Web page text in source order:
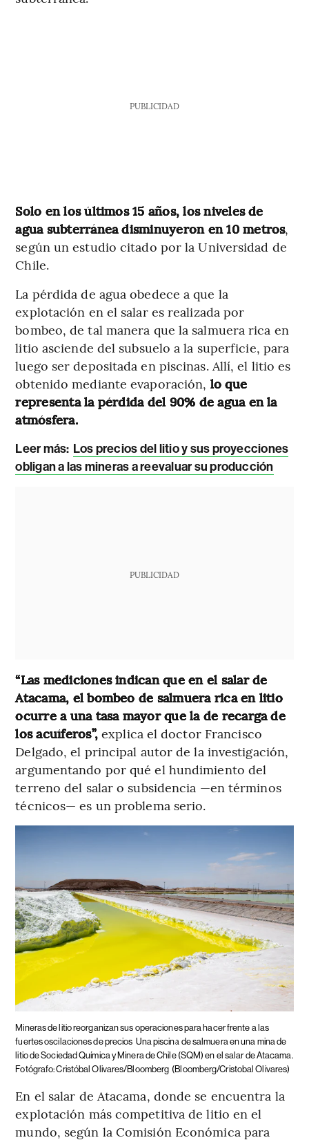
PUBLICIDAD
Solo en los últimos 15 años, los niveles de
agua subterránea disminuyeron en 10 metros,
según un estudio citado por la Universidad de
Chile.
La pérdida de agua obedece a que la
explotación en el salar es realizada por
bombeo, de tal manera que la salmuera rica en
litio asciende del subsuelo a la superficie, para
luego ser depositada en piscinas. Allí, el litio es
obtenido mediante evaporación, lo que
representa la pérdida del 90% de agua en la
atmósfera.
Leer más: Los precios del litio y sus proyecciones
obligan a las mineras a reevaluar su producción
PUBLICIDAD
“Las mediciones indican que en el salar de
Atacama, el bombeo de salmuera rica en litio
ocurre a una tasa mayor que la de recarga de
los acuíferos”, explica el doctor Francisco
Delgado, el principal autor de la investigación,
argumentando por qué el hundimiento del
terreno del salar o subsidencia —en términos
técnicos— es un problema serio.
Mineras de litio reorganizan sus operaciones para hacer frente a las
fuertes oscilaciones de precios Una piscina de salmuera en una mina de
litio de Sociedad Química y Minera de Chile (SQM) en el salar de Atacama.
Fotógrafo: Cristóbal Olivares/Bloomberg (Bloomberg/Cristobal Olivares)
En el salar de Atacama, donde se encuentra la
explotación más competitiva de litio en el
mundo, según la Comisión Económica para